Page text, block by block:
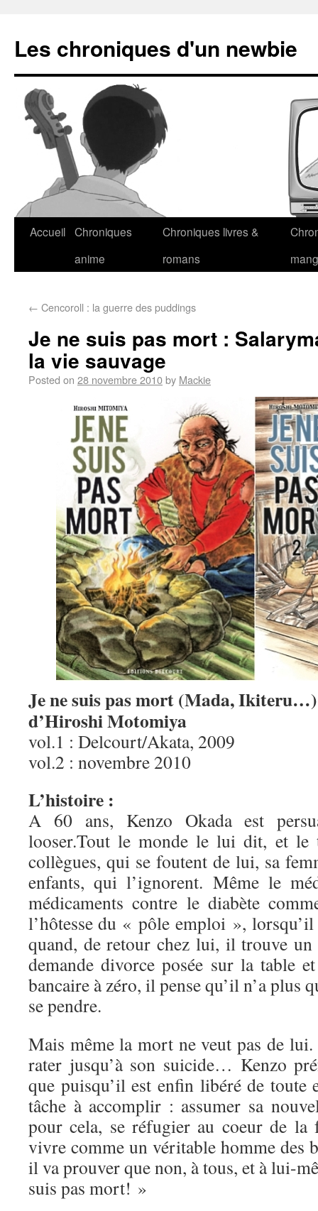
Les chroniques d'un newbie
Accueil Chroniques
anime
Chroniques livres &
romans
← Cencoroll : la guerre des puddings
Je ne suis pas mort :
la vie sauvage
Posted on 28 novembre 2010by Mackie
Je ne suis pas mort (Mada, Ikiteru…)
d’Hiroshi Motomiya
vol.1 : Delcourt/Akata, 2009
vol.2 : novembre 2010
L’histoire :
A 60 ans, Kenzo Okada est
looser.Tout le monde le lui dit, et le
collègues, qui se foutent de lui, sa
enfants, qui l’ignorent. Même le
médicaments contre le diabète
l’hôtesse du « pôle emploi »,
quand, de retour chez lui, il trouve un
demande divorce posée sur la table
bancaire à zéro, il pense qu’il n’a plus
se pendre.
Mais même la mort ne veut pas de
rater jusqu’à son suicide… Kenzo
que puisqu’il est enfin libéré de toute
tâche à accomplir : assumer sa
pour cela, se réfugier au coeur de la
vivre comme un véritable homme des
il va prouver que non, à tous, et à lui-
suis pas mort! »